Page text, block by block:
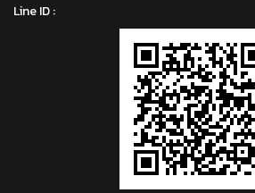
Line ID :